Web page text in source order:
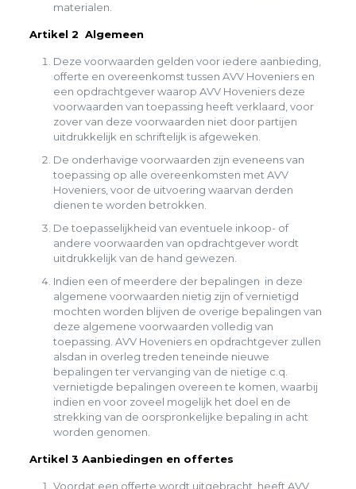
materialen.
Artikel 2 Algemeen
Deze voorwaarden gelden voor iedere aanbieding,
offerte en overeenkomst tussen AVV Hoveniers en
een opdrachtgever waarop AVV Hoveniers deze
voorwaarden van toepassing heeft verklaard, voor
zover van deze voorwaarden niet door partijen
uitdrukkelijk en schriftelijk is afgeweken.
De onderhavige voorwaarden zijn eveneens van
toepassing op alle overeenkomsten met AVV
Hoveniers, voor de uitvoering waarvan derden
dienen te worden betrokken.
De toepasselijkheid van eventuele inkoop-­ of
andere voorwaarden van opdrachtgever wordt
uitdrukkelijk van de hand gewezen.
Indien een of meerdere der bepalingen in deze
algemene voorwaarden nietig zijn of vernietigd
mochten worden blijven de overige bepalingen van
deze algemene voorwaarden volledig van
toepassing. AVV Hoveniers en opdrachtgever zullen
alsdan in overleg treden teneinde nieuwe
bepalingen ter vervanging van de nietige c.q.
vernietigde bepalingen overeen te komen, waarbij
indien en voor zoveel mogelijk het doel en de
strekking van de oorspronkelijke bepaling in acht
worden genomen.
Artikel 3 Aanbiedingen en offertes
Voordat een offerte wordt uitgebracht, heeft AVV